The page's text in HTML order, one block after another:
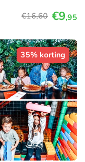
€16,60 €9,95
35% korting